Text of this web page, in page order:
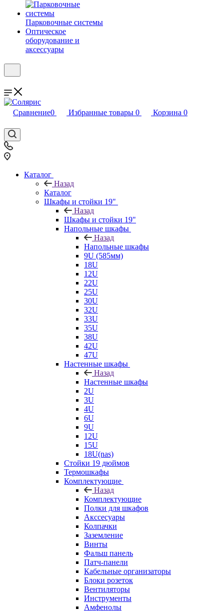
Парковочные системы
Оптическое
оборудование и
аксессуары
Сравнение0 Избранные товары 0 Корзина 0
Каталог
Назад
Каталог
Шкафы и стойки 19"
Назад
Шкафы и стойки 19"
Напольные шкафы
Назад
Напольные шкафы
9U (585мм)
18U
12U
22U
25U
30U
32U
33U
35U
38U
42U
47U
Настенные шкафы
Назад
Настенные шкафы
2U
3U
4U
6U
9U
12U
15U
18U(nas)
Стойки 19 дюймов
Термошкафы
Комплектующие
Назад
Комплектующие
Полки для шкафов
Акссесуары
Колпачки
Заземление
Винты
Фальш панель
Патч-панели
Кабельные организаторы
Блоки розеток
Вентиляторы
Инструменты
Амфенолы